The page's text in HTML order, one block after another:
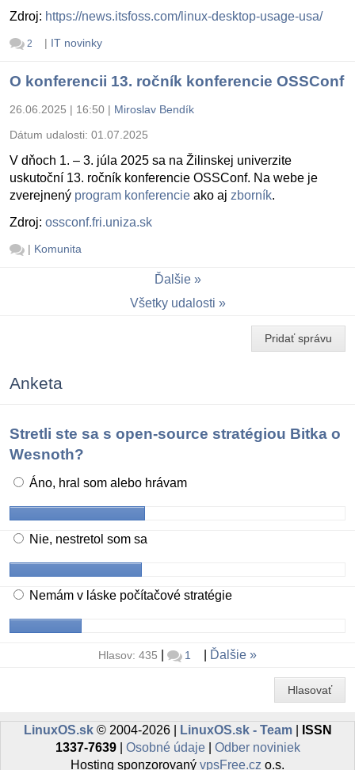
Zdroj: https://news.itsfoss.com/linux-desktop-usage-usa/
2 | IT novinky
O konferencii 13. ročník konferencie OSSConf
26.06.2025 | 16:50 | Miroslav Bendík
Dátum udalosti: 01.07.2025
V dňoch 1. – 3. júla 2025 sa na Žilinskej univerzite
uskutoční 13. ročník konferencie OSSConf. Na webe je
zverejnený program konferencie ako aj zborník.
Zdroj: ossconf.fri.uniza.sk
| Komunita
Ďalšie
Všetky udalosti
Pridať správu
Anketa
Stretli ste sa s open-source stratégiou Bitka o
Wesnoth?
Áno, hral som alebo hrávam
Nie, nestretol som sa
Nemám v láske počítačové stratégie
Hlasov: 435 1 Ďalšie
Hlasovať
LinuxOS.sk© 2004-2026 | LinuxOS.sk - Team|
ISSN
1337-7639| Osobné údaje| Odber noviniek
Hosting sponzorovaný vpsFree.cz o.s.